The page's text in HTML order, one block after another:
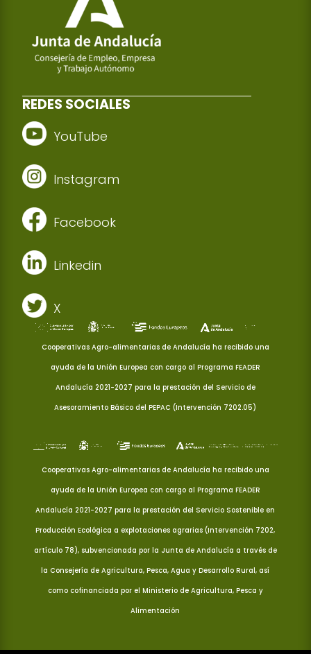
REDES SOCIALES
YouTube
Instagram
Facebook
Linkedin
X
Cooperativas Agro-alimentarias de Andalucía ha recibido una
ayuda de la Unión Europea con cargo al Programa FEADER
Andalucía 2021-2027 para la prestación del Servicio de
Asesoramiento Básico del PEPAC (Intervención 7202.05)
Cooperativas Agro-alimentarias de Andalucía ha recibido una
ayuda de la Unión Europea con cargo al Programa FEADER
Andalucía 2021-2027 para la prestación del Servicio Sostenible en
Producción Ecológica a explotaciones agrarias (Intervención 7202,
artículo 78), subvencionada por la Junta de Andalucía a través de
la Consejería de Agricultura, Pesca, Agua y Desarrollo Rural, así
como cofinanciada por el Ministerio de Agricultura, Pesca y
Alimentación